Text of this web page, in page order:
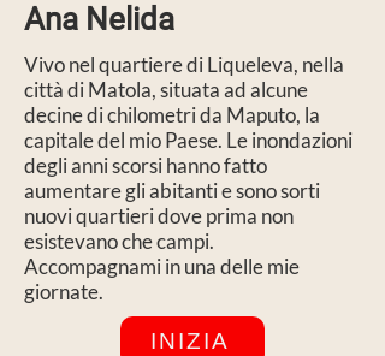
Ana Nelida
Vivo nel quartiere di Liqueleva, nella
città di Matola, situata ad alcune
decine di chilometri da Maputo, la
capitale del mio Paese. Le inondazioni
degli anni scorsi hanno fatto
aumentare gli abitanti e sono sorti
nuovi quartieri dove prima non
esistevano che campi.
Accompagnami in una delle mie
giornate.
INIZIA